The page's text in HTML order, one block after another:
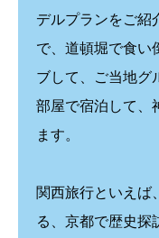
デルプランをご紹
で、道頓堀で食い
ブして、ご当地グ
部屋で宿泊して、
ます。
関西旅行といえば
る、京都で歴史探